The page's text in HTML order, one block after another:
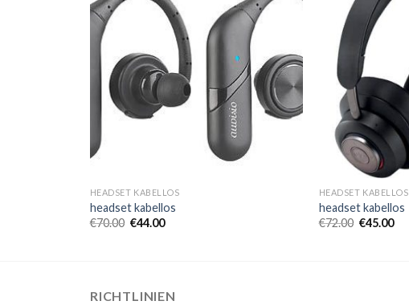
HEADSET KABELLOS
headset kabellos
€70.00 €44.00
HEADSET KABELLOS
headset kabellos
€72.00 €45.00
RICHTLINIEN